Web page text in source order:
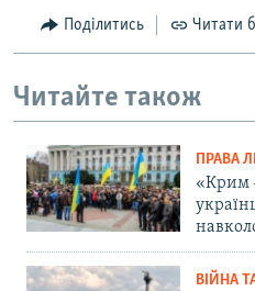
Поділитись Читати
Читайте також
ПРАВА
«Крим
ВІЙНА